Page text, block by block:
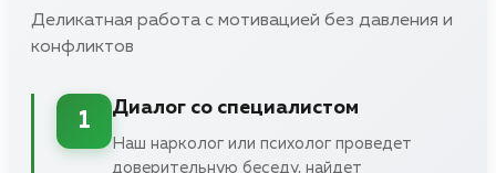
Деликатная работа с мотивацией без давления и
конфликтов
1
Диалог со специалистом
Наш нарколог или психолог проведет
доверительную беседу, найдет